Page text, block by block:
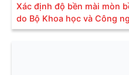
Xác định độ bền mài mòn
do Bộ Khoa học và Công